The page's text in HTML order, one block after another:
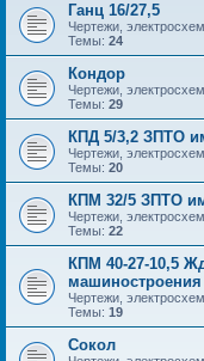
Ганц 16/27,5
Чертежи,
Темы: 24
Кондор
Чертежи,
Темы: 29
КПД 5/3,2 ЗПТО
Чертежи,
Темы: 20
КПМ 32/5 ЗПТО
Чертежи,
Темы: 22
КПМ 40-27-10,5
машиностроения
Чертежи,
Темы: 19
Сокол